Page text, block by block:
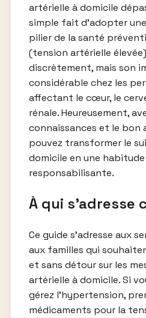
artérielle à domicile
simple fait d’adopter
pilier de la santé
(tension artérielle
discrètement, mais son
considérable chez les
affectant le cœur, le
rénale. Heureusement,
connaissances et le bon
pouvez transformer le
domicile en une
responsabilisante.
À qui s’adresse
Ce guide s’adresse aux
aux familles qui
et sans détour sur les
artérielle à domicile. Si
gérez l’hypertension,
médicaments pour la